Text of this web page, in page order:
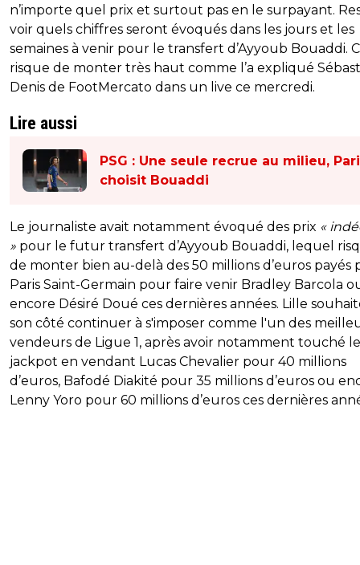
n’importe quel prix et surtout pas en le surpayant.
voir quels chiffres seront évoqués dans les jours et les
semaines à venir pour le transfert d’Ayyoub Bouaddi.
risque de monter très haut comme l’a expliqué
Denis de FootMercato dans un live ce mercredi.
Lire aussi
PSG : Une seule recrue au milieu,
choisit Bouaddi
Le journaliste avait notamment évoqué des prix «
» pour le futur transfert d’Ayyoub Bouaddi, lequel
de monter bien au-delà des 50 millions d’euros payés
Paris Saint-Germain pour faire venir Bradley Barcola
encore Désiré Doué ces dernières années. Lille
son côté continuer à s'imposer comme l'un des
vendeurs de Ligue 1, après avoir notamment touché le
jackpot en vendant Lucas Chevalier pour 40 millions
d’euros, Bafodé Diakité pour 35 millions d’euros ou
Lenny Yoro pour 60 millions d’euros ces dernières